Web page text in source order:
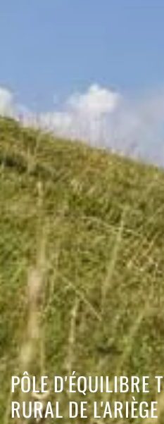
PÔLE D'ÉQUILIBRE
RURAL DE L'ARIÈGE